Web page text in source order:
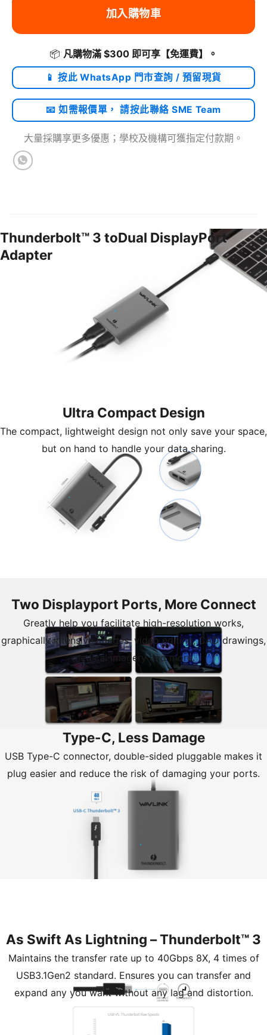
加入購物車
📦 凡購物滿 $300 即可享 【免運費】 。
📱 按此 WhatsApp 門市查詢 / 預留現貨
📧 如需報價單， 請按此聯絡 SME Team
大量採購享更多優惠；學校及機構可獲指定付款期。
Thunderbolt™ 3 toDual DisplayPort
Adapter
Ultra Compact Design
The compact, lightweight design not only save your space,
but on hand to handle your data sharing.
Two Displayport Ports, More Connect
Greatly help you facilitate high-resolution works,
graphically intensive images, video editing, CAD drawings,
medical imagery and more.
Type-C, Less Damage
USB Type-C connector, double-sided pluggable makes it
plug easier and reduce the risk of damaging your ports.
As Swift As Lightning – Thunderbolt™ 3
Maintains the transfer rate up to 40Gbps 8X, 4 times of
USB3.1Gen2 standard. Ensures you can transfer and
expand any you want without any lag and distortion.